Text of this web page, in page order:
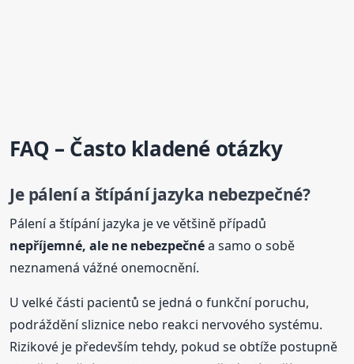
FAQ – Často kladené otázky
Je pálení a štípání jazyka nebezpečné?
Pálení a štípání jazyka je ve většině případů
nepříjemné, ale ne nebezpečnéa samo o sobě
neznamená vážné onemocnění.
U velké části pacientů se jedná o funkční poruchu,
podráždění sliznice nebo reakci nervového systému.
Rizikové je především tehdy, pokud se obtíže postupně